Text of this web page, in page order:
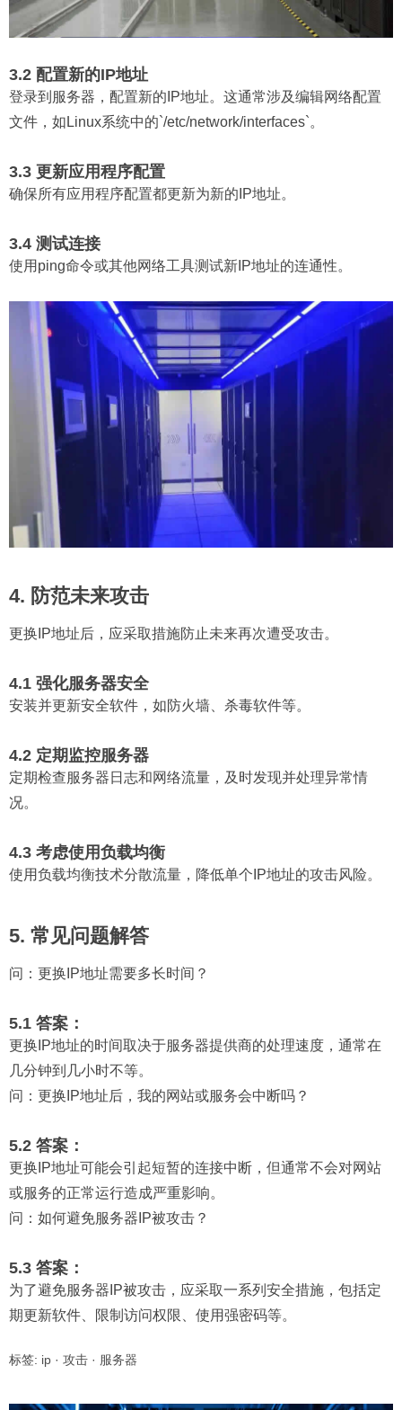
3.2 配置新的IP地址
登录到服务器，配置新的IP地址。这通常涉及编辑网络配置
文件，如Linux系统中的`/etc/network/interfaces`。
3.3 更新应用程序配置
确保所有应用程序配置都更新为新的IP地址。
3.4 测试连接
使用ping命令或其他网络工具测试新IP地址的连通性。
4. 防范未来攻击
更换IP地址后，应采取措施防止未来再次遭受攻击。
4.1 强化服务器安全
安装并更新安全软件，如防火墙、杀毒软件等。
4.2 定期监控服务器
定期检查服务器日志和网络流量，及时发现并处理异常情
况。
4.3 考虑使用负载均衡
使用负载均衡技术分散流量，降低单个IP地址的攻击风险。
5. 常见问题解答
问： 更换IP地址需要多长时间？
5.1 答案：
更换IP地址的时间取决于服务器提供商的处理速度，通常在
几分钟到几小时不等。
问： 更换IP地址后，我的网站或服务会中断吗？
5.2 答案：
更换IP地址可能会引起短暂的连接中断，但通常不会对网站
或服务的正常运行造成严重影响。
问： 如何避免服务器IP被攻击？
5.3 答案：
为了避免服务器IP被攻击，应采取一系列安全措施，包括定
期更新软件、限制访问权限、使用强密码等。
标签: ip · 攻击 · 服务器